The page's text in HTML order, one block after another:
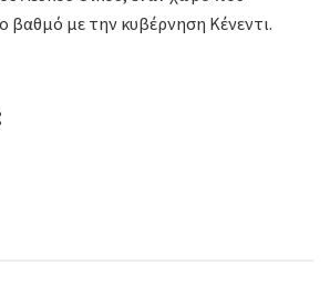
βαθμό με την κυβέρνηση Κένεντι.